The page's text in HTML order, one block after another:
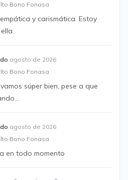
Bono Fonasa
y carismática. Estoy
·agosto de 2026
Bono Fonasa
súper bien, pese a que
·agosto de 2026
Bono Fonasa
en todo momento